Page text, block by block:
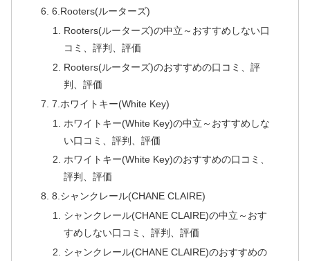
6.Rooters(ルーターズ)
Rooters(ルーターズ)の中立～おすすめしない口
コミ、評判、評価
Rooters(ルーターズ)のおすすめの口コミ、評
判、評価
7.ホワイトキー(White Key)
ホワイトキー(White Key)の中立～おすすめしな
い口コミ、評判、評価
ホワイトキー(White Key)のおすすめの口コミ、
評判、評価
8.シャンクレール(CHANE CLAIRE)
シャンクレール(CHANE CLAIRE)の中立～おす
すめしない口コミ、評判、評価
シャンクレール(CHANE CLAIRE)のおすすめの